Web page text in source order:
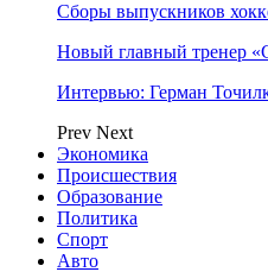
Сборы выпускников
Новый главный тренер
Интервью: Герман
Prev Next
Экономика
Происшествия
Образование
Политика
Спорт
Авто